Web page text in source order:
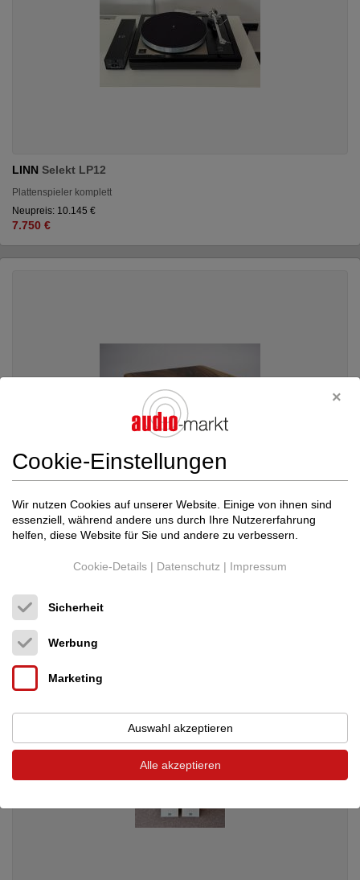
LINN Selekt LP12
Plattenspieler komplett
Neupreis: 10.145 €
7.750 €
X-quisiteSUT X-20 -PREIS REDUZIERT-
Plattensp. Zubehör
5.990 €
Cookie-Einstellungen
Wir nutzen Cookies auf unserer Website. Einige von ihnen sind
essenziell, während andere uns durch Ihre Nutzererfahrung
helfen, diese Website für Sie und andere zu verbessern.
Cookie-Details | Datenschutz | Impressum
Sicherheit
Werbung
Marketing
Auswahl akzeptieren
Alle akzeptieren